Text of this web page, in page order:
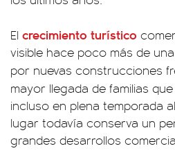
El crecimiento turístico
visible hace poco más de
por nuevas construcciones
mayor llegada de familias que
incluso en plena temporada
lugar todavía conserva un
grandes desarrollos